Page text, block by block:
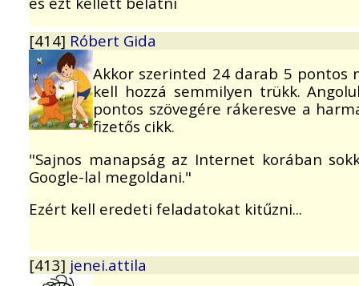
[414] Róbert Gida
Akkor szerinted 24 darab 5 pontos
kell hozzá semmilyen trükk.
pontos szövegére rákeresve a
fizetős cikk.
"Sajnos manapság az Internet korában
Google-lal megoldani."
Ezért kell eredeti feladatokat kitűzni...
[413] jenei.attila